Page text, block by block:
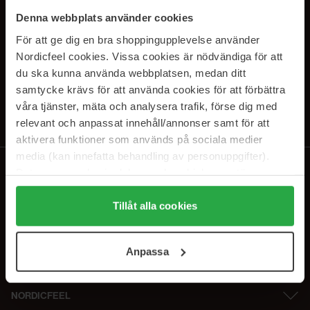
Denna webbplats använder cookies
För att ge dig en bra shoppingupplevelse använder
Nordicfeel cookies. Vissa cookies är nödvändiga för att
du ska kunna använda webbplatsen, medan ditt
samtycke krävs för att använda cookies för att förbättra
våra tjänster, mäta och analysera trafik, förse dig med
relevant och anpassat innehåll/annonser samt för att
aktivera funktioner som används på sociala medier
media (kan innefatta behandling av personuppgifter).
Genom att trycka på "Tillåt alla cookies" accepterar du
alla cookies, medan du under "Detaljer" kan anpassa
användningen av cookies. Du kan när som helst återkalla
samt vår Integritetspolicy.
Tillåt alla cookies
Anpassa
PRENUMERERA PÅ VÅRA
NYHETSBREV
E-postadress
Genom att prenumerera accepterar du vårIntegritetspolicy.
NORDICFEEL